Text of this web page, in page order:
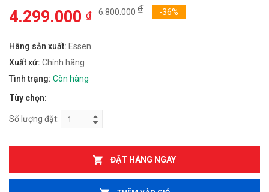
4.299.000 ₫ 6.800.000₫ -36%
Hãng sản xuất: Essen
Xuất xứ: Chính hãng
Tình trạng: Còn hàng
Tùy chọn:
Số lượng đặt:
ĐẶT HÀNG NGAY